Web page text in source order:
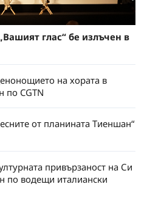
глас“ бе излъчен в
на хората в
по CGTN
от планината Тиеншан“
привързаност на Си
по водещи италиански